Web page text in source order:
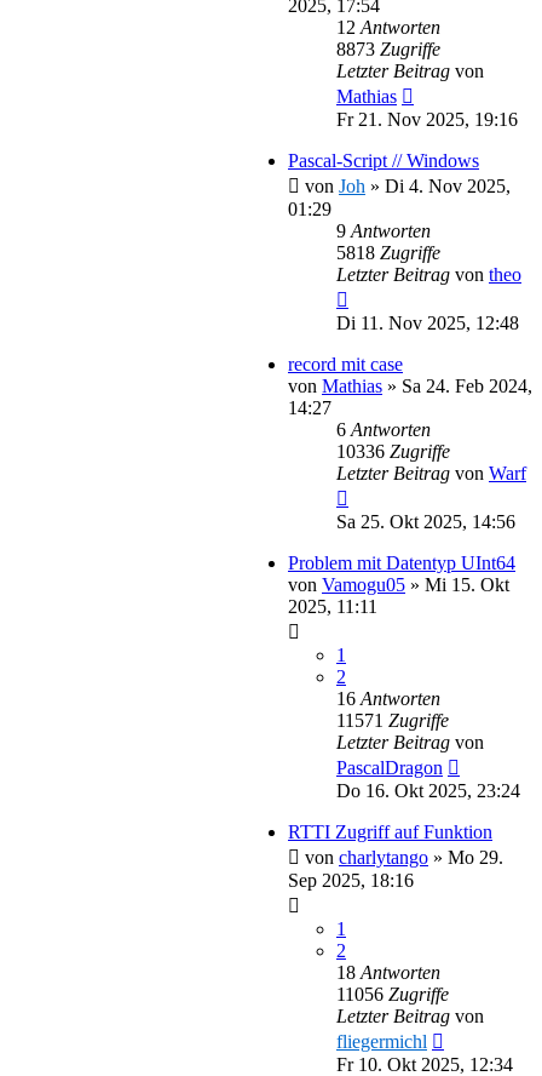
2025, 17:54
12 Antworten
8873 Zugriffe
Letzter Beitrag von
Mathias
Fr 21. Nov 2025, 19:16
Pascal-Script // Windows
von Joh » Di 4. Nov 2025,
01:29
9 Antworten
5818 Zugriffe
Letzter Beitrag von theo
Di 11. Nov 2025, 12:48
record mit case
von Mathias » Sa 24. Feb 2024,
14:27
6 Antworten
10336 Zugriffe
Letzter Beitrag von Warf
Sa 25. Okt 2025, 14:56
Problem mit Datentyp UInt64
von Vamogu05 » Mi 15. Okt
2025, 11:11
1
2
16 Antworten
11571 Zugriffe
Letzter Beitrag von
PascalDragon
Do 16. Okt 2025, 23:24
RTTI Zugriff auf Funktion
von charlytango » Mo 29.
Sep 2025, 18:16
1
2
18 Antworten
11056 Zugriffe
Letzter Beitrag von
fliegermichl
Fr 10. Okt 2025, 12:34